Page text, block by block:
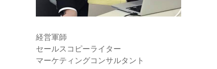
経営軍師
セールスコピーライター
マーケティングコンサルタント